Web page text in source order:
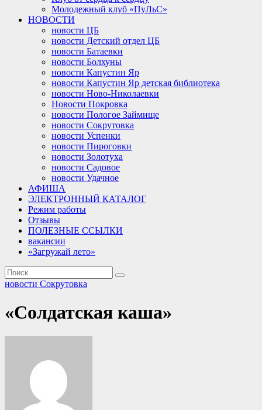
Молодежный клуб «ПуЛьС»
НОВОСТИ
новости ЦБ
новости Детский отдел ЦБ
новости Батаевки
новости Болхуны
новости Капустин Яр
новости Капустин Яр детская библиотека
новости Ново-Николаевки
Новости Покровка
новости Пологое Займище
новости Сокрутовка
новости Успенки
новости Пироговки
новости Золотуха
новости Садовое
новости Удачное
АФИША
ЭЛЕКТРОННЫЙ КАТАЛОГ
Режим работы
Отзывы
ПОЛЕЗНЫЕ ССЫЛКИ
вакансии
«Загружай лето»
новости Сокрутовка
«Солдатская каша»